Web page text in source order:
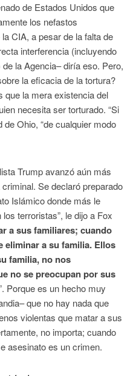
de Estados Unidos que
los nefastos
CIA, a pesar de la falta de
interferencia (incluyendo
la Agencia– diría eso. Pero,
la eficacia de la tortura?
que la mera existencia del
necesita ser torturado. “Si
de Ohio, “de cualquier modo
Trump avanzó aún más
Se declaró preparado
Islámico donde más le
terroristas”, le dijo a Fox
a sus familiares; cuando
eliminar a su familia. Ellos
familia, no nos
no se preocupan por sus
Porque es un hecho muy
que no hay nada que
violentas que matar a sus
no importa; cuando
asesinato es un crimen.